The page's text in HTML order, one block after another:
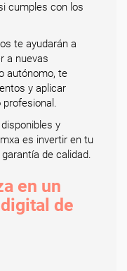
cumples con los
te ayudarán a
a nuevas
autónomo, te
y aplicar
y
es invertir en tu
de calidad.
en un
de